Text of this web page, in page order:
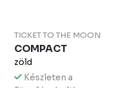
TICKET TO THE MOON
COMPACT
zöld
Készleten a